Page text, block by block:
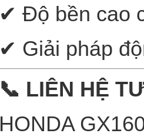
✔ Độ bền cao
✔ Giải pháp
📞 LIÊN HỆ
HONDA